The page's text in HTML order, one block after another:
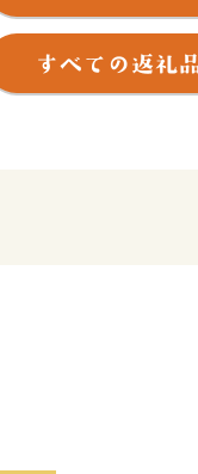
うこと。海と山に囲ま
からほど近い場所に
いる人や訪れる人が